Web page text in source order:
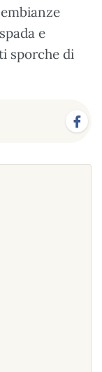
e
sporche di